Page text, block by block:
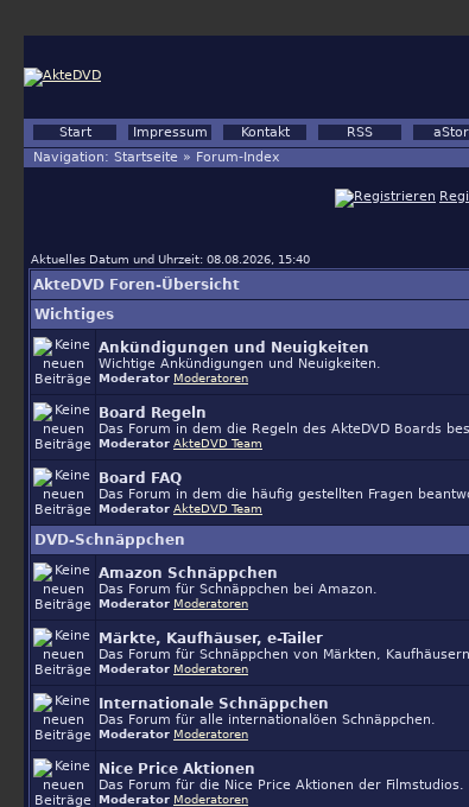
Start Impressum Kontakt RSS
Navigation: Startseite » Forum-Index
Aktuelles Datum und Uhrzeit: 08.08.2026, 15:40
AkteDVD Foren-Übersicht
Wichtiges
Ankündigungen und Neuigkeiten
Wichtige Ankündigungen und Neuigkeiten.
Moderator Moderatoren
Board Regeln
Das Forum in dem die Regeln des AkteDVD Boards
Moderator AkteDVD Team
Board FAQ
Das Forum in dem die häufig gestellten Fragen
Moderator AkteDVD Team
DVD-Schnäppchen
Amazon Schnäppchen
Das Forum für Schnäppchen bei Amazon.
Moderator Moderatoren
Märkte, Kaufhäuser, e-Tailer
Das Forum für Schnäppchen von Märkten,
Moderator Moderatoren
Internationale Schnäppchen
Das Forum für alle internationalöen Schnäppchen.
Moderator Moderatoren
Nice Price Aktionen
Das Forum für die Nice Price Aktionen der Filmstudios.
Moderator Moderatoren